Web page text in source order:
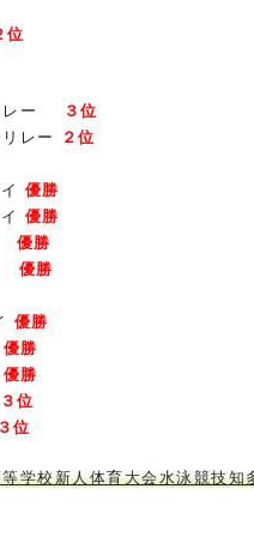
位
レー
３位
レー ２位
優勝
優勝
優勝
優勝
優勝
優勝
優勝
３位
３位
学校新人体育大会水泳競技知